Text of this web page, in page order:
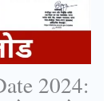
2024: